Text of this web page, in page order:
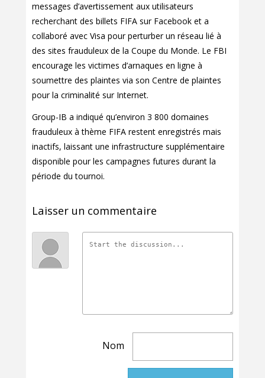
messages d’avertissement aux utilisateurs
recherchant des billets FIFA sur Facebook et a
collaboré avec Visa pour perturber un réseau lié à
des sites frauduleux de la Coupe du Monde. Le FBI
encourage les victimes d’arnaques en ligne à
soumettre des plaintes via son Centre de plaintes
pour la criminalité sur Internet.
Group-IB a indiqué qu’environ 3 800 domaines
frauduleux à thème FIFA restent enregistrés mais
inactifs, laissant une infrastructure supplémentaire
disponible pour les campagnes futures durant la
période du tournoi.
Laisser un commentaire
Nom